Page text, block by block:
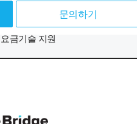
문의하기
요금기술 지원